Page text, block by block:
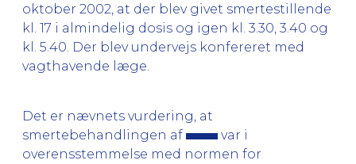
oktober 2002, at der blev givet smertestillende
kl. 17 i almindelig dosis og igen kl. 3.30, 3.40 og
kl. 5.40. Der blev undervejs konfereret med
vagthavende læge.
Det er nævnets vurdering, at
smertebehandlingen af
var i
overensstemmelse med normen for